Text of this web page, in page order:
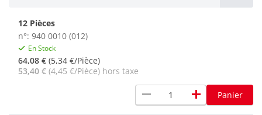
12 Pièces
n°: 940 0010 (012)
En Stock
64,08 € (5,34 €/Pièce)
53,40 € (4,45 €/Pièce) hors taxe
remove add Panier